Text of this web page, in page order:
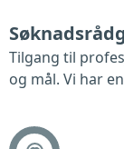
Tilgang til
og mål. Vi har